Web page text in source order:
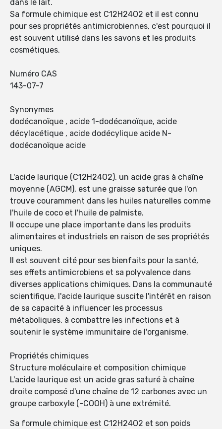
dans le lait.
Sa formule chimique est C12H24O2 et il est connu
pour ses propriétés antimicrobiennes, c'est pourquoi il
est souvent utilisé dans les savons et les produits
cosmétiques.
Numéro CAS
143-07-7
Synonymes
dodécanoïque , acide 1-dodécanoïque, acide
décylacétique , acide dodécylique acide N-
dodécanoïque acide
L'acide laurique (C12H24O2), un acide gras à chaîne
moyenne (AGCM), est une graisse saturée que l'on
trouve couramment dans les huiles naturelles comme
l'huile de coco et l'huile de palmiste.
Il occupe une place importante dans les produits
alimentaires et industriels en raison de ses propriétés
uniques.
Il est souvent cité pour ses bienfaits pour la santé,
ses effets antimicrobiens et sa polyvalence dans
diverses applications chimiques. Dans la communauté
scientifique, l'acide laurique suscite l'intérêt en raison
de sa capacité à influencer les processus
métaboliques, à combattre les infections et à
soutenir le système immunitaire de l'organisme.
Propriétés chimiques
Structure moléculaire et composition chimique
L'acide laurique est un acide gras saturé à chaîne
droite composé d'une chaîne de 12 carbones avec un
groupe carboxyle (-COOH) à une extrémité.
Sa formule chimique est C12H24O2 et son poids